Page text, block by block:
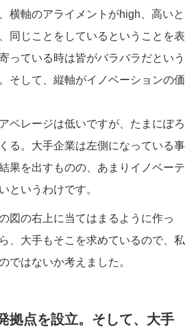
横軸のアライメントがhigh、高いと
同じことをしているということを表
っている時は皆がバラバラだという
そして、縦軸がイノベーションの価
ベレージは低いですが、たまにぽろ
る。大手企業は左側になっている事
果を出すものの、あまりイノベーテ
というわけです。
図の右上に当てはまるように作っ
、大手もそこを求めているので、私
ではないか考えました。
拠点を設立。そして、大手